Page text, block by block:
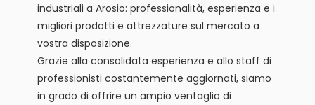
industriali a Arosio: professionalità, esperienza e i
migliori prodotti e attrezzature sul mercato a
vostra disposizione.
Grazie alla consolidata esperienza e allo staff di
professionisti costantemente aggiornati, siamo
in grado di offrire un ampio ventaglio di